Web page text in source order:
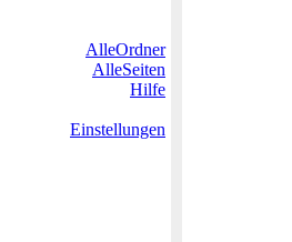
AlleOrdner
AlleSeiten
Hilfe
Einstellungen